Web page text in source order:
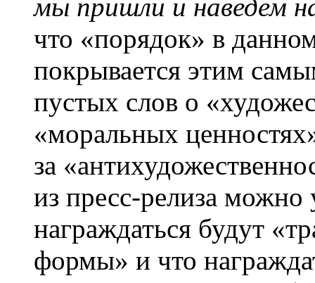
мы пришли и наведем
что «порядок» в
покрывается этим
пустых слов о
«моральных
за
из пресс-релиза
награждаться будут
формы» и что